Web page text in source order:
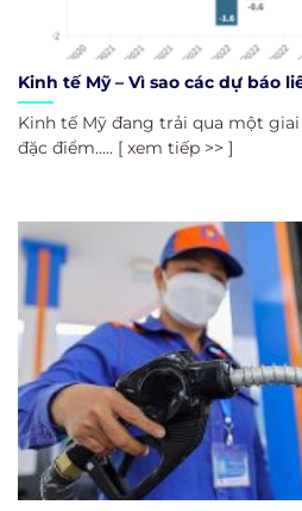
Kinh tế Mỹ – Vì sao các dự báo
Kinh tế Mỹ đang trải qua một
đặc điểm..... [ xem tiếp >> ]